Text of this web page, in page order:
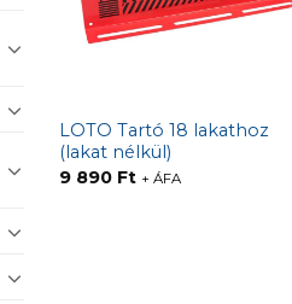
LOTO Tartó 18 lakathoz
(lakat nélkül)
9 890 Ft + ÁFA